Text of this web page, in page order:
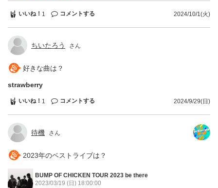
ちゃんと生きてからにしろ》っていうのが刺さりすぎた。 太陽、レ
アーに20年前のアルバム『ユグドラシル』の一番闇の部分2曲持って
くるとか誰が予想できるんですか！？ 雰囲気変わって
らある程度積み重ねられてから落下してバラバラになってたのが、そ
の歌詞が出切ったら即落下に変わってました。前者はどうやら埼玉だ
けだったようです。レア物ですね。 M12.アカシア 「出逢えたことを
り、この曲にはかなり特別な感情があります。この曲に限らず、
M13.Gravity LIVEだとCDの音源に比べてリスナーに語りかけるよう
に歌ってくれて。最後にワンコーラスみんなで歌えたの幸せです。な
ょう。 藤くんがリスナーの声を聴きたいってなった時に必ずイヤモ
M15.ray この流れは絶対意図的でしょ…。木漏れ日と一緒にはどっち
かと言えば影よりの曲で、《もう少し頑張れ》るほど生きる理由がな
いいね！ 1 コメントする 2024/10/1(火)
ちいたろう さん
好きな曲は？
strawberry
いいね！ 1 コメントする 2024/9/29(日)
待機 さん
2023年のベストライブは？
BUMP OF CHICKEN TOUR 2023 be there
2023/03/19 (日) 18:00:00